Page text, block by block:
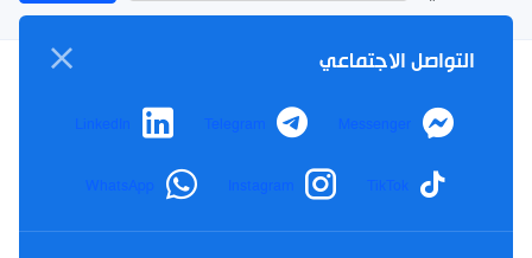
الأحكام والشروط
اتصل بنا
التواصل الاجتماعي
Messenger
Telegram
LinkedIn
TikTok
Instagram
WhatsApp